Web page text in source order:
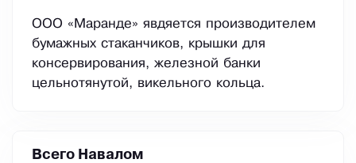
ООО «Маранде» явдяется производителем
бумажных стаканчиков, крышки для
консервирования, железной банки
цельнотянутой, викельного кольца.
Всего Навалом